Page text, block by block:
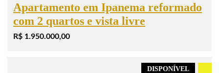
Apartamento em Ipanema reformado
com 2 quartos e vista livre
R$ 1.950.000,00
DISPONÍVEL